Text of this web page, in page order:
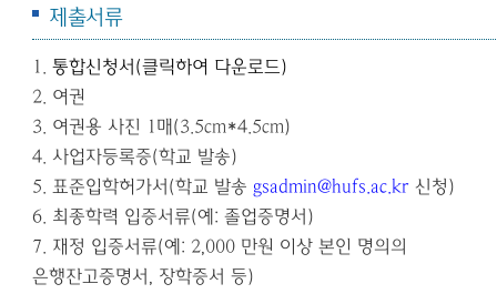
제출서류
1.통합신청서 (클릭하여 다운로드)
2. 여권
3. 여권용 사진 1매(3.5cm*4.5cm)
4. 사업자등록증(학교 발송)
5.표준입학허가서 (학교 발송 gsadmin@hufs.ac.kr 신청)
6. 최종학력 입증서류(예:졸업증명서 )
7. 재정 입증서류(예: 2,000 만원 이상 본인 명의의
은행잔고증명서 , 장학증서 등)